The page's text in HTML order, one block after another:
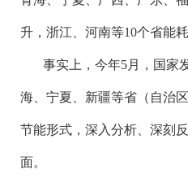
升，浙江、河南等10个省能
事实上，今年5月，国家
海、宁夏、新疆等省（自治
节能形式，深入分析、深刻
面。